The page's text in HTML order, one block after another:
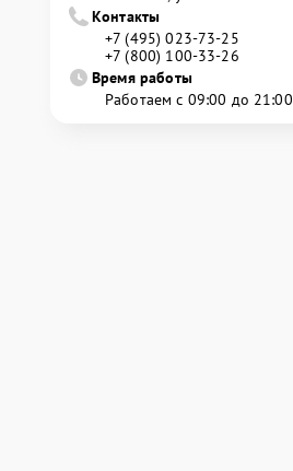
Контакты
+7 (495) 023-73-25
+7 (800) 100-33-26
Время работы
Работаем с 09:00 до 21:00